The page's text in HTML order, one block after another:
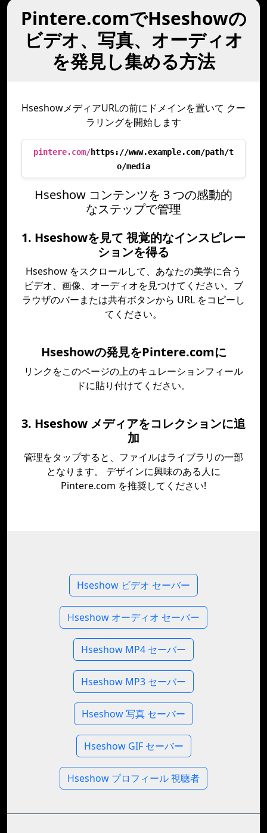
Pintere.comでHseshowの
ビデオ、写真、オーディオ
を発見し集める方法
HseshowメディアURLの前にドメインを置いて クー
ラリングを開始します
pintere.com/https://www.example.com/path/t
o/media
Hseshow コンテンツを 3 つの感動的
なステップで管理
1. Hseshowを見て 視覚的なインスピレー
ションを得る
Hseshow をスクロールして、あなたの美学に合う
ビデオ、画像、オーディオを見つけてください。ブ
ラウザのバーまたは共有ボタンから URL をコピーし
てください。
Hseshowの発見をPintere.comに
リンクをこのページの上のキュレーションフィール
ドに貼り付けてください。
3. Hseshow メディアをコレクションに追
加
管理をタップすると、ファイルはライブラリの一部
となります。 デザインに興味のある人に
Pintere.com を推奨してください!
Hseshow ビデオ セーバー
Hseshow オーディオ セーバー
Hseshow MP4 セーバー
Hseshow MP3 セーバー
Hseshow 写真 セーバー
Hseshow GIF セーバー
Hseshow プロフィール 視聴者